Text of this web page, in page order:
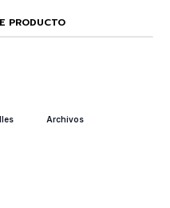
PRODUCTO
Archivos